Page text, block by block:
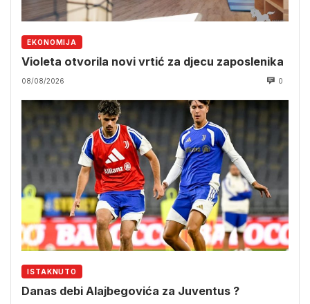
EKONOMIJA
Violeta otvorila novi vrtić za djecu zaposlenika
08/08/2026 0
ISTAKNUTO
Danas debi Alajbegovića za Juventus ?